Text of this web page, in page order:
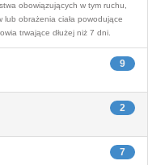
obowiązujących w tym ruchu,
obrażenia ciała powodujące
trwające dłużej niż 7 dni.
9
2
7